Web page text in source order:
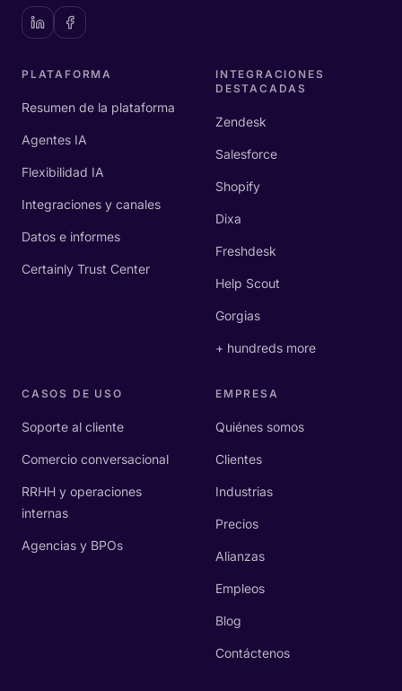
PLATAFORMA
Resumen de la plataforma
Agentes IA
Flexibilidad IA
Integraciones y canales
Datos e informes
Certainly Trust Center
INTEGRACIONES
DESTACADAS
Zendesk
Salesforce
Shopify
Dixa
Freshdesk
Help Scout
Gorgias
+ hundreds more
CASOS DE USO
Soporte al cliente
Comercio conversacional
RRHH y operaciones
internas
Agencias y BPOs
EMPRESA
Quiénes somos
Clientes
Industrias
Precios
Alianzas
Empleos
Blog
Contáctenos